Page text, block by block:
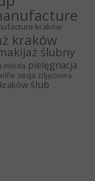
kraków
kraków
ślubny
młoda pielęgnacja
sesja zdjęciowa
ślub